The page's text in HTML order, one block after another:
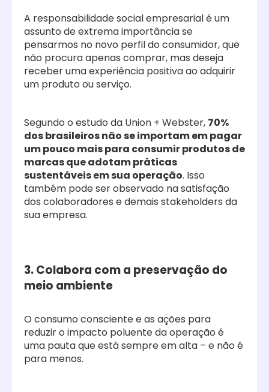
A responsabilidade social empresarial é um
assunto de extrema importância se
pensarmos no novo perfil do consumidor, que
não procura apenas comprar, mas deseja
receber uma experiência positiva ao adquirir
um produto ou serviço.
Segundo o estudo da Union + Webster, 70%
dos brasileiros não se importam em pagar
um pouco mais para consumir produtos de
marcas que adotam práticas
sustentáveis em sua operação. Isso
também pode ser observado na satisfação
dos colaboradores e demais stakeholders da
sua empresa.
3. Colabora com a preservação do
meio ambiente
O consumo consciente e as ações para
reduzir o impacto poluente da operação é
uma pauta que está sempre em alta – e não é
para menos.